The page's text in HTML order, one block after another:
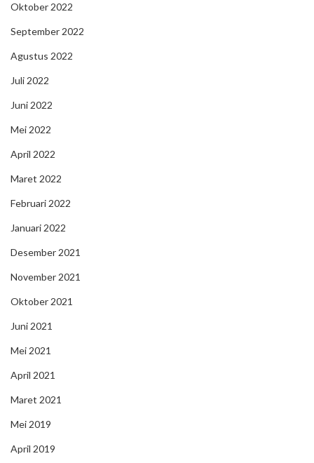
Oktober 2022
September 2022
Agustus 2022
Juli 2022
Juni 2022
Mei 2022
April 2022
Maret 2022
Februari 2022
Januari 2022
Desember 2021
November 2021
Oktober 2021
Juni 2021
Mei 2021
April 2021
Maret 2021
Mei 2019
April 2019